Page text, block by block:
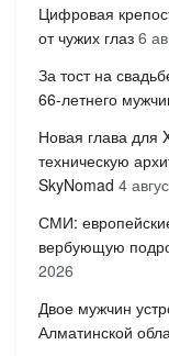
Цифровая
от чужих глаз 6
За тост на
66-летнего
Новая глава для
техническую
SkyNomad 4
СМИ:
вербующую
2026
Двое мужчин
Алматинской